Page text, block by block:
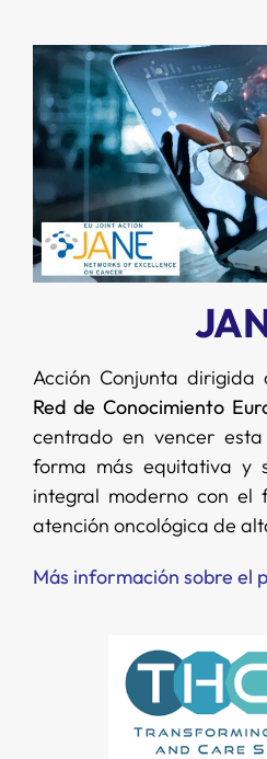
Acción Conjunta
Red de Conocimiento
centrado en vencer
forma más equitativa y
integral moderno con el
atención oncológica de
Más información sobre el